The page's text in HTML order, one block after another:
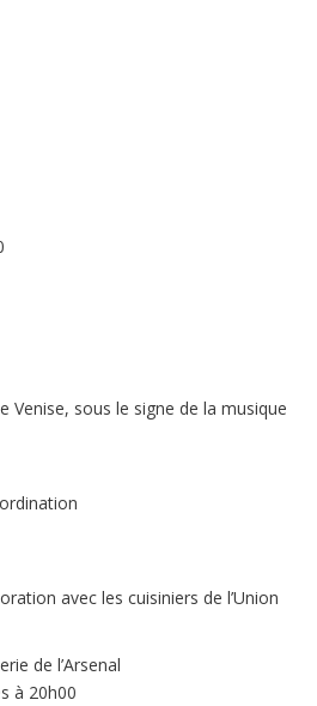
Venise, sous le signe de la musique
avec les cuisiniers de l’Union
de l’Arsenal
à 20h00